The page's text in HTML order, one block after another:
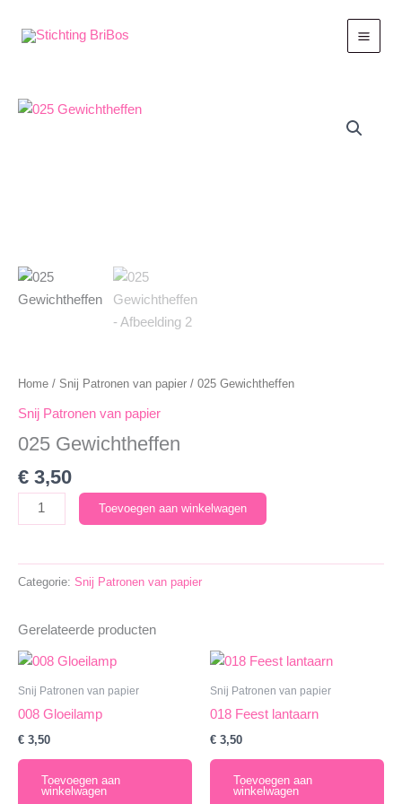
naar
Home / Snij Patronen van papier / 025 Gewichtheffen
Snij Patronen van papier
025 Gewichtheffen
€ 3,50
Gewichtheffen
Toevoegen aan winkelwagen
Categorie: Snij Patronen van papier
Gerelateerde producten
Snij Patronen van papier
008 Gloeilamp
€ 3,50
Toevoegen aan
winkelwagen
Snij Patronen van papier
018 Feest lantaarn
€ 3,50
Toevoegen aan
winkelwagen